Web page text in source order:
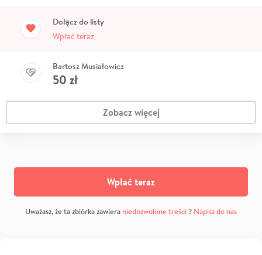
Dołącz do listy
Wpłać teraz
Bartosz Musiałowicz
50 zł
Zobacz więcej
Wpłać teraz
Uważasz, że ta zbiórka zawiera niedozwolone treści? Napisz do nas